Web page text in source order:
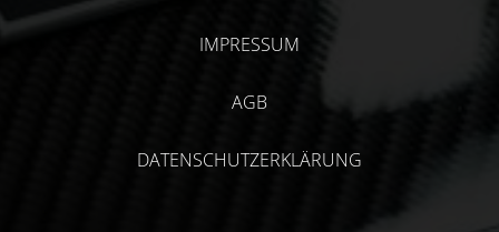
IMPRESSUM
AGB
DATENSCHUTZERKLÄRUNG